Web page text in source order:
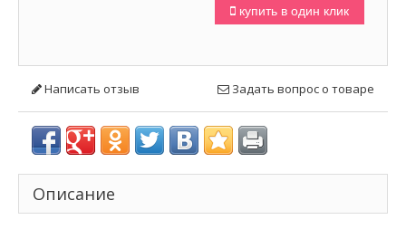
купить в один клик
Написать отзыв Задать вопрос о товаре
Описание